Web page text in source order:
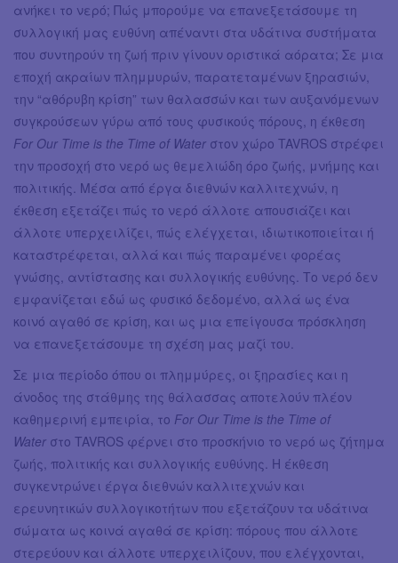
ανήκει το νερό; Πώς μπορούμε να επανεξετάσουμε τη
συλλογική μας ευθύνη απέναντι στα υδάτινα συστήματα
που συντηρούν τη ζωή πριν γίνουν οριστικά αόρατα; Σε μια
εποχή ακραίων πλημμυρών, παρατεταμένων ξηρασιών,
την “αθόρυβη κρίση” των θαλασσών και των αυξανόμενων
συγκρούσεων γύρω από τους φυσικούς πόρους, η έκθεση
For Our Time is the Time of Water στον χώρο TAVROS στρέφει
την προσοχή στο νερό ως θεμελιώδη όρο ζωής, μνήμης και
πολιτικής. Μέσα από έργα διεθνών καλλιτεχνών, η
έκθεση εξετάζει πώς το νερό άλλοτε απουσιάζει και
άλλοτε υπερχειλίζει, πώς ελέγχεται, ιδιωτικοποιείται ή
καταστρέφεται, αλλά και πώς παραμένει φορέας
γνώσης, αντίστασης και συλλογικής ευθύνης. Το νερό δεν
εμφανίζεται εδώ ως φυσικό δεδομένο, αλλά ως ένα
κοινό αγαθό σε κρίση, και ως μια επείγουσα πρόσκληση
να επανεξετάσουμε τη σχέση μας μαζί του.
Σε μια περίοδο όπου οι πλημμύρες, οι ξηρασίες και η
άνοδος της στάθμης της θάλασσας αποτελούν πλέον
καθημερινή εμπειρία, το For Our Time is the Time of
Water στο TAVROS φέρνει στο προσκήνιο το νερό ως ζήτημα
ζωής, πολιτικής και συλλογικής ευθύνης. Η έκθεση
συγκεντρώνει έργα διεθνών καλλιτεχνών και
ερευνητικών συλλογικοτήτων που εξετάζουν τα υδάτινα
σώματα ως κοινά αγαθά σε κρίση: πόρους που άλλοτε
στερεύουν και άλλοτε υπερχειλίζουν, που ελέγχονται,